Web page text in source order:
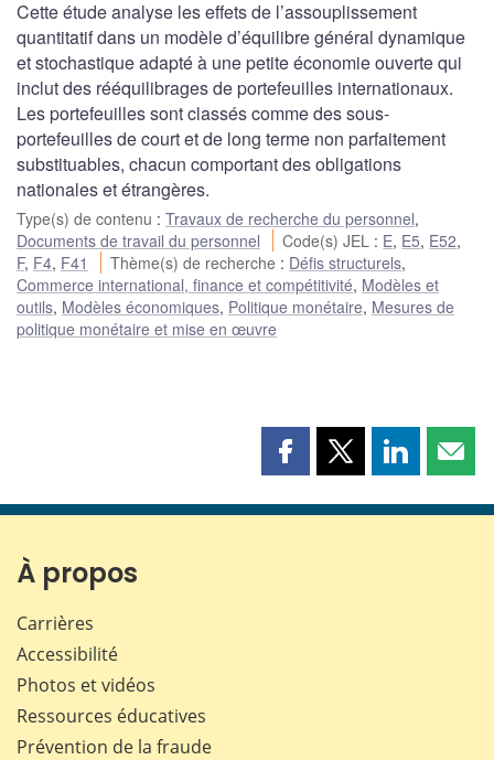
Cette étude analyse les effets de l’assouplissement
quantitatif dans un modèle d’équilibre général dynamique
et stochastique adapté à une petite économie ouverte qui
inclut des rééquilibrages de portefeuilles internationaux.
Les portefeuilles sont classés comme des sous-
portefeuilles de court et de long terme non parfaitement
substituables, chacun comportant des obligations
nationales et étrangères.
Type(s) de contenu : Travaux de recherche du personnel,
Documents de travail du personnel
Code(s) JEL : E, E5, E52,
F, F4, F41 Thème(s) de recherche : Défis structurels,
Commerce international, finance et compétitivité, Modèles et
outils, Modèles économiques, Politique monétaire, Mesures de
politique monétaire et mise en œuvre
Partager
page
Partager
page
Partager
page page
À propos
Carrières
Accessibilité
Photos et vidéos
Ressources éducatives
Prévention de la fraude